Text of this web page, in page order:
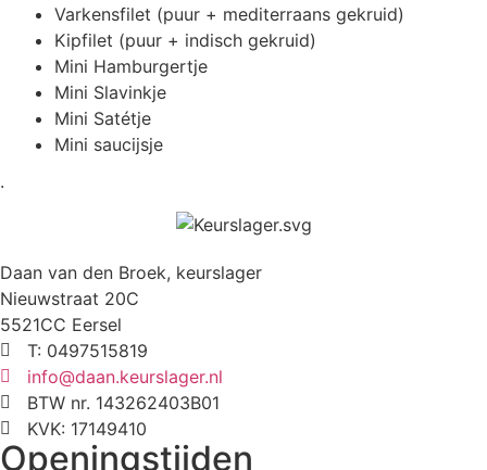
Varkensfilet (puur + mediterraans gekruid)
Kipfilet (puur + indisch gekruid)
Mini Hamburgertje
Mini Slavinkje
Mini Satétje
Mini saucijsje
.
Daan van den Broek, keurslager
Nieuwstraat 20C
5521CC Eersel
T: 0497515819
info@daan.keurslager.nl
BTW nr. 143262403B01
KVK: 17149410
Openingstijden